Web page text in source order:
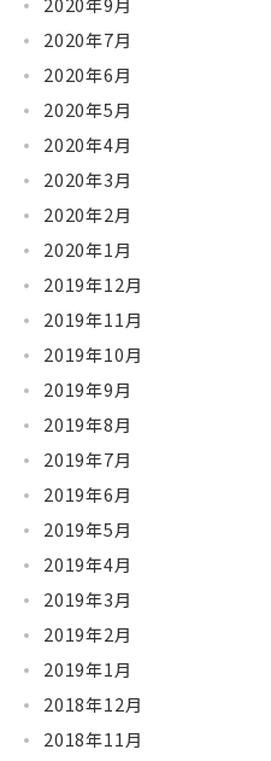
2020年9月
2020年7月
2020年6月
2020年5月
2020年4月
2020年3月
2020年2月
2020年1月
2019年12月
2019年11月
2019年10月
2019年9月
2019年8月
2019年7月
2019年6月
2019年5月
2019年4月
2019年3月
2019年2月
2019年1月
2018年12月
2018年11月